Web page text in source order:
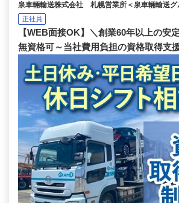
泉車輛輸送株式会社 札幌営業所＜泉車輛輸送グ
正社員
【WEB面接OK】＼創業60年以上の安
無資格可～当社費用負担の資格取得支